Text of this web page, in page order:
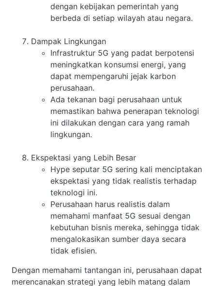
dengan kebijakan pemerintah yang
berbeda di setiap wilayah atau negara.
Dampak Lingkungan
Infrastruktur 5G yang padat berpotensi
meningkatkan konsumsi energi, yang
dapat mempengaruhi jejak karbon
perusahaan.
Ada tekanan bagi perusahaan untuk
memastikan bahwa penerapan teknologi
ini dilakukan dengan cara yang ramah
lingkungan.
Ekspektasi yang Lebih Besar
Hype seputar 5G sering kali menciptakan
ekspektasi yang tidak realistis terhadap
teknologi ini.
Perusahaan harus realistis dalam
memahami manfaat 5G sesuai dengan
kebutuhan bisnis mereka, sehingga tidak
mengalokasikan sumber daya secara
tidak efisien.
Dengan memahami tantangan ini, perusahaan dapat
merencanakan strategi yang lebih matang dalam